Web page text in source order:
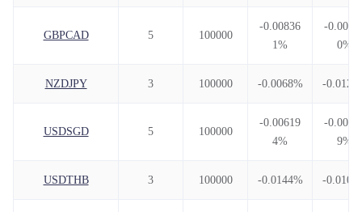
5 100000
-0.00836
1%
-
0%
3 100000 -0.0068% -
5 100000
-0.00619
4%
-
9%
3 100000 -0.0144% -
GBPCAD
NZDJPY
USDSGD
USDTHB